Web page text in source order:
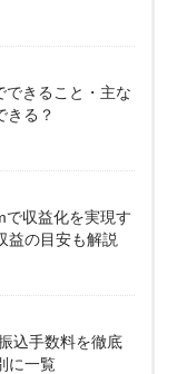
できること・主な
きる？
で収益化を実現す
益の目安も解説
込手数料を徹底
に一覧